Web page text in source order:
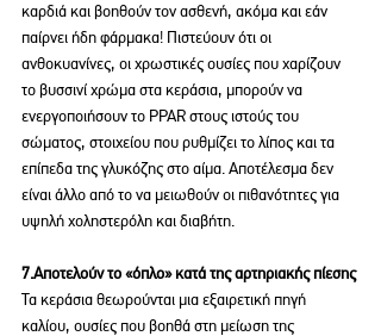
καρδιά και βοηθούν τον ασθενή, ακόμα και εάν
παίρνει ήδη φάρμακα! Πιστεύουν ότι οι
ανθοκυανίνες, οι χρωστικές ουσίες που χαρίζουν
το βυσσινί χρώμα στα κεράσια, μπορούν να
ενεργοποιήσουν το PPAR στους ιστούς του
σώματος, στοιχείου που ρυθμίζει το λίπος και τα
επίπεδα της γλυκόζης στο αίμα. Αποτέλεσμα δεν
είναι άλλο από το να μειωθούν οι πιθανότητες για
υψηλή χοληστερόλη και διαβήτη.
7.Αποτελούν το «όπλο» κατά της αρτηριακής πίεσης
Τα κεράσια θεωρούνται μια εξαιρετική πηγή
καλίου, ουσίες που βοηθά στη μείωση της